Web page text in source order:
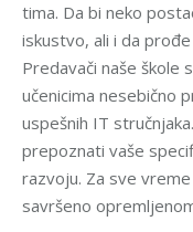
tima. Da bi neko
iskustvo, ali i da
Predavači naše škole
učenicima nesebično
uspešnih IT
prepoznati vaše
razvoju. Za sve
savršeno